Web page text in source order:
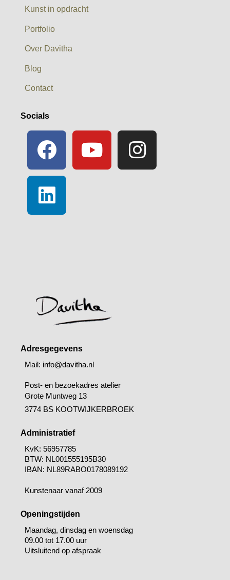
Kunst in opdracht
Portfolio
Over Davitha
Blog
Contact
Socials
Adresgegevens
Mail: info@davitha.nl
Post- en bezoekadres atelier
Grote Muntweg 13
3774 BS KOOTWIJKERBROEK
Administratief
KvK: 56957785
BTW: NL001555195B30
IBAN: NL89RABO0178089192
Kunstenaar vanaf 2009
Openingstijden
Maandag, dinsdag en woensdag
09.00 tot 17.00 uur
Uitsluitend op afspraak